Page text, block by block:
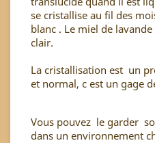
se cristallise au fil des
blanc . Le miel de
clair.
La cristallisation est un
et normal, c est un gage
Vous pouvez le garder
dans un environnement